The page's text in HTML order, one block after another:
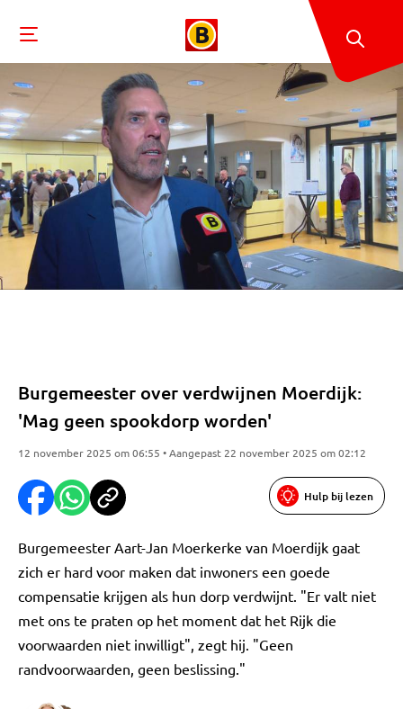
Burgemeester over verdwijnen Moerdijk:
'Mag geen spookdorp worden'
12 november 2025 om 06:55 • Aangepast 22 november 2025 om 02:12
Hulp bij lezen
Burgemeester Aart-Jan Moerkerke van Moerdijk gaat
zich er hard voor maken dat inwoners een goede
compensatie krijgen als hun dorp verdwijnt. "Er valt niet
met ons te praten op het moment dat het Rijk die
voorwaarden niet inwilligt", zegt hij. "Geen
randvoorwaarden, geen beslissing."